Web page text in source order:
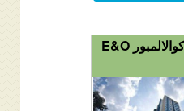
شقق آي آند آو كوالالمبور E&O